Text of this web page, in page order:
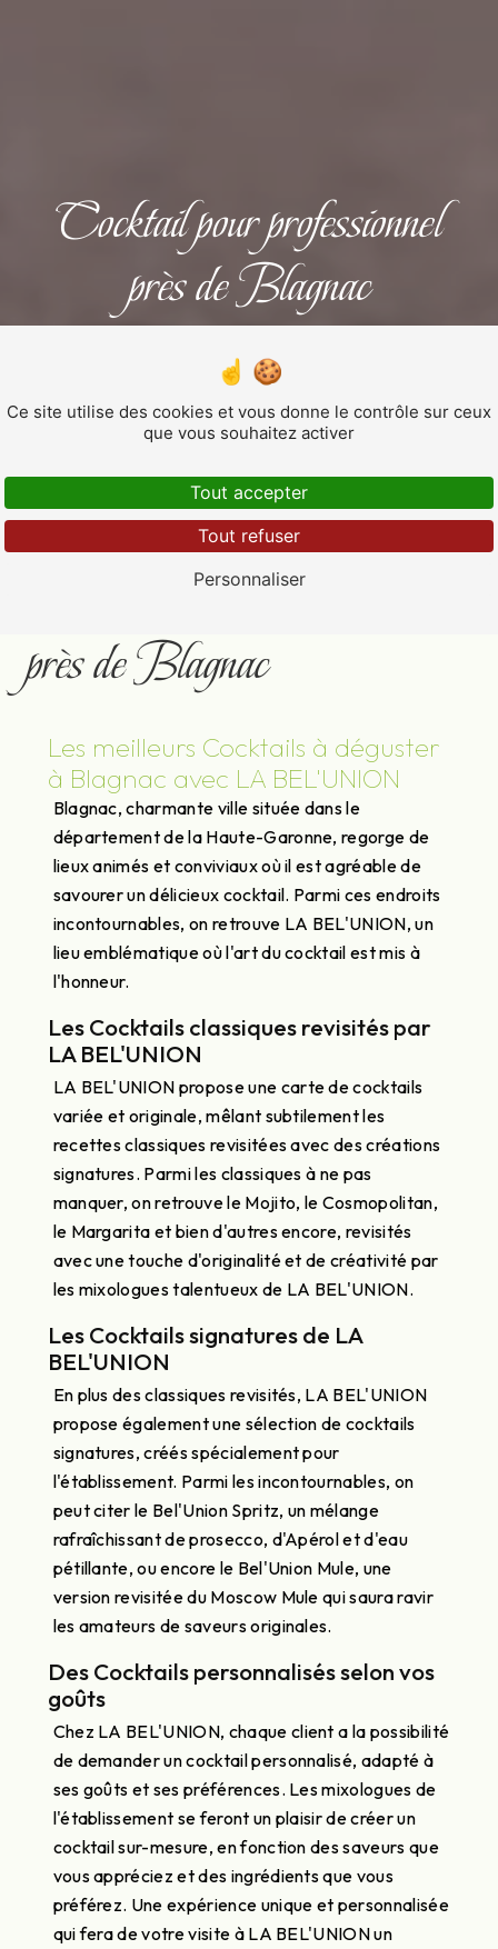
Cocktail pour professionnel
près de Blagnac
PROFESSIONNEL
Cocktail pour professionnel
près de Blagnac
Les meilleurs Cocktails à déguster
à Blagnac avec LA BEL'UNION
Blagnac, charmante ville située dans le
département de la Haute-Garonne, regorge de
lieux animés et conviviaux où il est agréable de
savourer un délicieux cocktail. Parmi ces endroits
incontournables, on retrouve LA BEL'UNION, un
lieu emblématique où l'art du cocktail est mis à
l'honneur.
Les Cocktails classiques revisités par
LA BEL'UNION
LA BEL'UNION propose une carte de cocktails
variée et originale, mêlant subtilement les
recettes classiques revisitées avec des créations
signatures. Parmi les classiques à ne pas
manquer, on retrouve le Mojito, le Cosmopolitan,
le Margarita et bien d'autres encore, revisités
avec une touche d'originalité et de créativité par
les mixologues talentueux de LA BEL'UNION.
Les Cocktails signatures de LA
BEL'UNION
En plus des classiques revisités, LA BEL'UNION
propose également une sélection de cocktails
signatures, créés spécialement pour
l'établissement. Parmi les incontournables, on
peut citer le Bel'Union Spritz, un mélange
rafraîchissant de prosecco, d'Apérol et d'eau
pétillante, ou encore le Bel'Union Mule, une
version revisitée du Moscow Mule qui saura ravir
les amateurs de saveurs originales.
Des Cocktails personnalisés selon vos
goûts
Chez LA BEL'UNION, chaque client a la possibilité
de demander un cocktail personnalisé, adapté à
ses goûts et ses préférences. Les mixologues de
l'établissement se feront un plaisir de créer un
cocktail sur-mesure, en fonction des saveurs que
vous appréciez et des ingrédients que vous
préférez. Une expérience unique et personnalisée
qui fera de votre visite à LA BEL'UNION un
Ce site utilise des cookies et vous donne le contrôle sur ceux
que vous souhaitez activer
Tout accepter
Tout refuser
Personnaliser